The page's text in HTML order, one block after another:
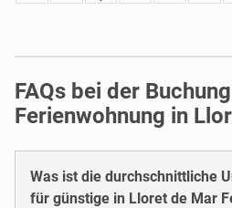
FAQs bei der
Ferienwohnung in
Was ist die durchschnittliche
für günstige in Lloret de Mar